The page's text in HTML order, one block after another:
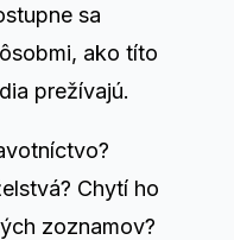
sa
ako títo
prežívajú.
Chytí ho
zoznamov?